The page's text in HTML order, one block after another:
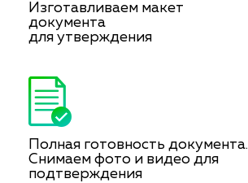
Изготавливаем макет
документа
для утверждения
Полная готовность документа.
Снимаем фото и видео для
подтверждения